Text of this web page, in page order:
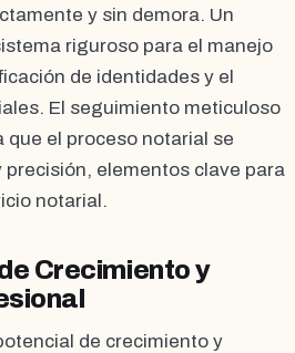
y sin demora. Un
riguroso para el manejo
de identidades y el
El seguimiento meticuloso
que el proceso notarial se
elementos clave para
notarial.
Crecimiento y
de crecimiento y